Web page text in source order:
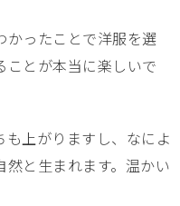
かったことで洋服を選
ことが本当に楽しいで
上がりますし、なによ
然と生まれます。温かい